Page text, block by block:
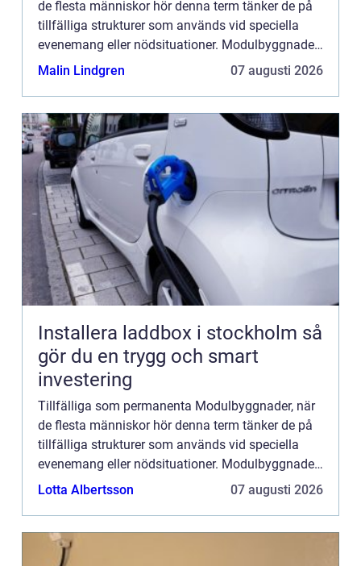
de flesta människor hör denna term tänker de på
tillfälliga strukturer som används vid speciella
evenemang eller nödsituationer. Modulbyggnader
kan visserligen användas för dessa ändamål, men
Malin Lindgren 07 augusti 2026
Installera laddbox i stockholm så
gör du en trygg och smart
investering
Tillfälliga som permanenta Modulbyggnader, när
de flesta människor hör denna term tänker de på
tillfälliga strukturer som används vid speciella
evenemang eller nödsituationer. Modulbyggnader
kan visserligen användas för dessa ändamål, men
Lotta Albertsson 07 augusti 2026